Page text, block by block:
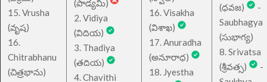
15. Vrusha
(వృష)
16.
Chitrabhanu
(చిత్రభాను)
(పాడ్యమి)
2. Vidiya
(విదియ)
3. Thadiya
(తదియ)
4. Chavithi
16. Visakha
(విశాఖ)
17. Anuradha
(అనూరాధ)
18. Jyestha
(ధవజ)
-
Saubhagya
(సుభాగ్య)
8. Srivatsa
(శ్రీవత్స)
-